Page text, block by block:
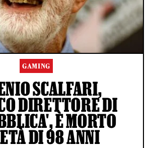
GAMING
SCALFARI,
DIRETTORE DI
È MORTO
DI 98 ANNI